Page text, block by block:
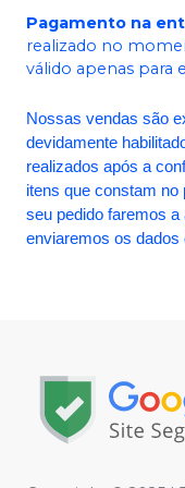
Pagamento na
realizado no
válido apenas para
Nossas vendas são
devidamente
realizados após a
itens que constam no
seu pedido faremos
enviaremos os dados